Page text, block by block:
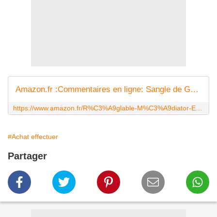
Amazon.fr :Commentaires en ligne: Sangle de Guitare Basse Réglable Souple en Coton avec Support Médiator Extrémités Pour Guitare Electrique / Acoustique - style Arc en ciel
#Achat effectuer
Partager